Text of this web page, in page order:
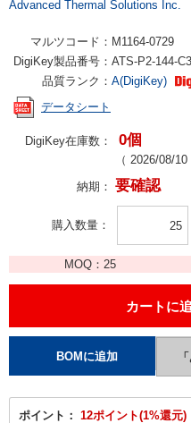
Advanced Thermal Solutions Inc.
マルツコード： M1164-0729
DigiKey製品番号： ATS-P2-144-
品質ランク： A(DigiKey)
データシート
DigiKey在庫数： 0個
（ 2026/08/10
納期： 要確認
購入数量
MOQ： 25
ポイント： 12ポイント(1%還元)